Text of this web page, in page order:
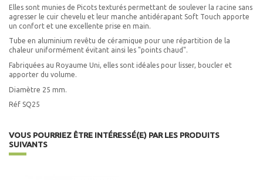
Elles sont munies de Picots texturés permettant de soulever la racine sans
agresser le cuir chevelu et leur manche antidérapant Soft Touch apporte
un confort et une excellente prise en main.
Tube en aluminium revêtu de céramique pour une répartition de la
chaleur uniformément évitant ainsi les "points chaud".
Fabriquées au Royaume Uni, elles sont idéales pour lisser, boucler et
apporter du volume.
Diamètre 25 mm.
Réf SQ25
VOUS POURRIEZ ÊTRE INTÉRESSÉ(E) PAR LES PRODUITS
SUIVANTS